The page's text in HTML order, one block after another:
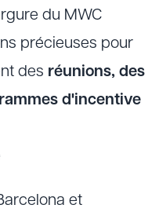
du MWC
précieuses pour
des réunions, des
d'incentive
et